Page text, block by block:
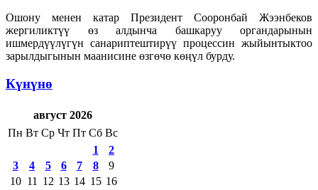
Ошону менен катар Президент Сооронбай Жээнбеков
жергиликтүү өз алдынча башкаруу органдарынын
ишмердүүлүгүн санариптештирүү процессин жыйынтыктоо
зарылдыгынын маанисине өзгөчө көңүл бурду.
Күнүнө
август 2026
Пн Вт Ср Чт Пт Сб Вс
1
2
3
4 5 6 7 8
9
10 11 12 13 14 15 16